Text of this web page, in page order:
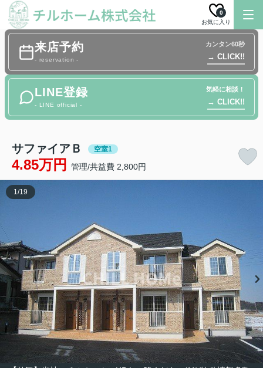
お気に入り
0
来店予約
- reservation -
カンタン60秒
→ CLICK!!
LINE登録
- LINE official -
気軽に相談！
→ CLICK!!
サファイアＢ 空室1
4.85万円 管理/共益費 2,800円
1/19